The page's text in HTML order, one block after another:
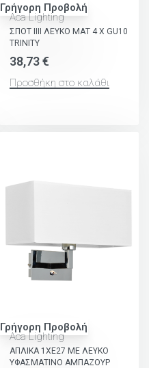
Γρήγορη Προβολή
Aca Lighting
ΣΠΟΤ ΙΙΙΙ ΛΕΥΚΟ ΜΑΤ 4 Χ GU10
TRINITY
38,73€
Προσθήκη στο καλάθι
Γρήγορη Προβολή
Aca Lighting
ΑΠΛΙΚΑ 1XE27 ΜΕ ΛΕΥΚΟ
ΥΦΑΣΜΑΤΙΝΟ ΑΜΠΑΖΟΥΡ